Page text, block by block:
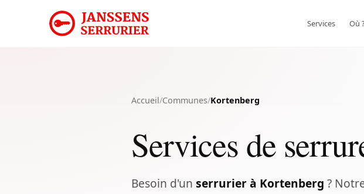
Services Où ?
Accueil/Communes/Kortenberg
Services de
Besoin d'un serrurier à Kortenberg ?